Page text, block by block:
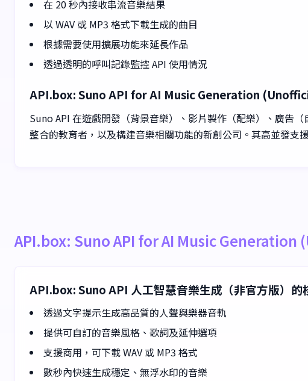
在 20 秒內接收串流音樂結果
以 WAV 或 MP3 格式下載生成的曲目
根據需要使用擴展功能來延長作品
透過透明的呼叫記錄監控 API 使用情況
API.box: Suno API for AI Music Generation
Suno API 在遊戲開發（背景音樂）、影片製作（配樂）、廣告
整合的教育者，以及構建音樂相關功能的新創公司。其高並發支
API.box: Suno API for AI Music Generation
API.box: Suno API 人工智慧音樂生成（非官方版）的
透過文字提示生成高品質的人聲與樂器音軌
提供可自訂的音樂風格、歌詞及延伸選項
支援商用，可下載 WAV 或 MP3 格式
數秒內快速生成穩定、無浮水印的音樂